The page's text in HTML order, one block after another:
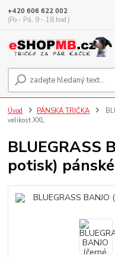
+420 606 622 002
(Po - Pá, 9 - 18 hod.)
Úvod PÁNSKÁ TRIČKA
velikost XXL
BLUEGRASS
potisk)